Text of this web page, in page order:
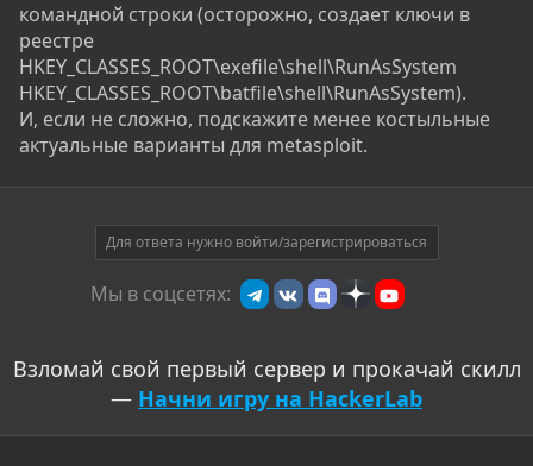
командной строки (осторожно, создает ключи в
реестре
HKEY_CLASSES_ROOT\exefile\shell\RunAsSystem
HKEY_CLASSES_ROOT\batfile\shell\RunAsSystem).
И, если не сложно, подскажите менее костыльные
актуальные варианты для metasploit.
Для ответа нужно войти/зарегистрироваться
Мы в соцсетях:
Взломай свой первый сервер и прокачай скилл
— Начни игру на HackerLab